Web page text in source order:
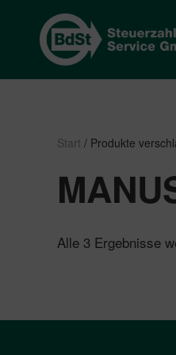
Start / Produkte
Alle 3 Ergebnisse